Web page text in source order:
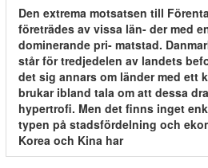
Den extrema motsatsen till
företrädes av vissa län- der med
dominerande pri- matstad.
står för tredjedelen av landets
det sig annars om länder med ett
brukar ibland tala om att dessa
hypertrofi. Men det finns inget
typen på stadsfördelning och
Korea och Kina har